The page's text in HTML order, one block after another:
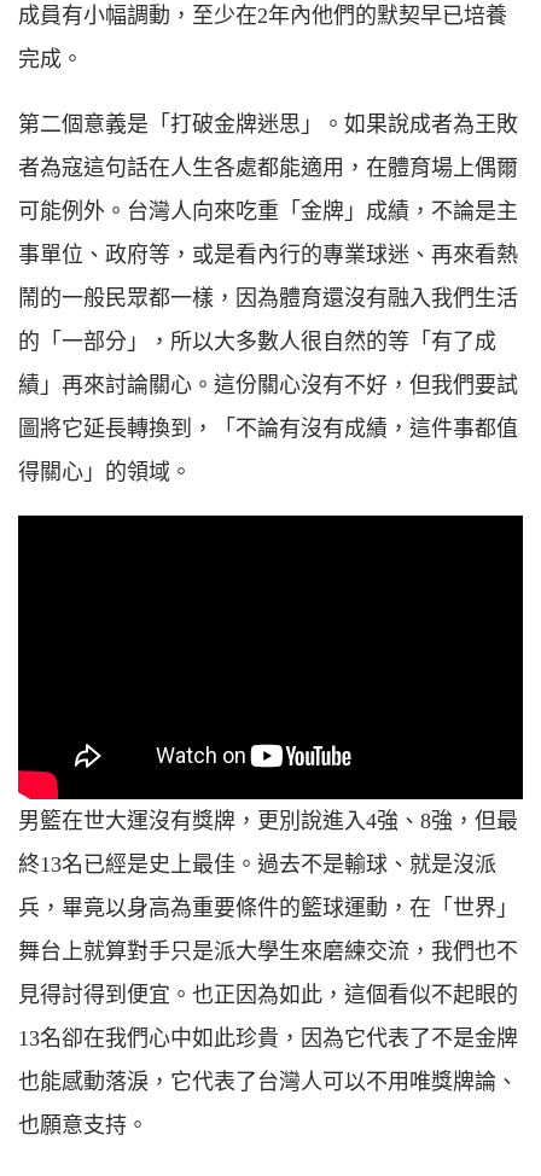
成員有小幅調動，至少在2年內他們的默契早已培養
完成。
第二個意義是「打破金牌迷思」。如果說成者為王敗
者為寇這句話在人生各處都能適用，在體育場上偶爾
可能例外。台灣人向來吃重「金牌」成績，不論是主
事單位、政府等，或是看內行的專業球迷、再來看熱
鬧的一般民眾都一樣，因為體育還沒有融入我們生活
的「一部分」，所以大多數人很自然的等「有了成
績」再來討論關心。這份關心沒有不好，但我們要試
圖將它延長轉換到，「不論有沒有成績，這件事都值
得關心」的領域。
男籃在世大運沒有獎牌，更別說進入4強、8強，但最
終13名已經是史上最佳。過去不是輸球、就是沒派
兵，畢竟以身高為重要條件的籃球運動，在「世界」
舞台上就算對手只是派大學生來磨練交流，我們也不
見得討得到便宜。也正因為如此，這個看似不起眼的
13名卻在我們心中如此珍貴，因為它代表了不是金牌
也能感動落淚，它代表了台灣人可以不用唯獎牌論、
也願意支持。